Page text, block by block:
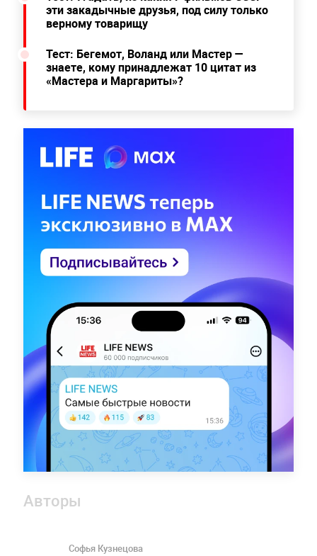
эти закадычные друзья, под силу только
верному товарищу
Тест: Бегемот, Воланд или Мастер —
знаете, кому принадлежат 10 цитат из
«Мастера и Маргариты»?
Авторы
Софья Кузнецова